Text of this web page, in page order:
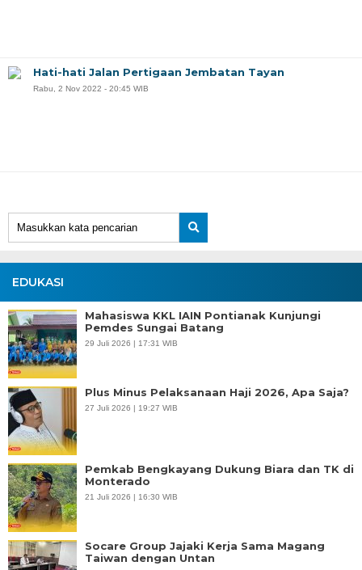
EDUKASI
Mahasiswa KKL IAIN Pontianak Kunjungi
Pemdes Sungai Batang
29 Juli 2026 | 17:31 WIB
Plus Minus Pelaksanaan Haji 2026, Apa Saja?
27 Juli 2026 | 19:27 WIB
Pemkab Bengkayang Dukung Biara dan TK di
Monterado
21 Juli 2026 | 16:30 WIB
Socare Group Jajaki Kerja Sama Magang
Taiwan dengan Untan
Hati-hati Jalan Pertigaan Jembatan Tayan
Rabu, 2 Nov 2022 - 20:45 WIB